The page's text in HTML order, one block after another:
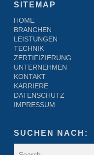
SITEMAP
HOME
BRANCHEN
LEISTUNGEN
TECHNIK
ZERTIFIZIERUNG
UNTERNEHMEN
KONTAKT
KARRIERE
DATENSCHUTZ
IMPRESSUM
SUCHEN NACH: